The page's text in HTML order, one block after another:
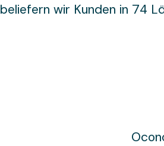
beliefern wir Kunden in 74